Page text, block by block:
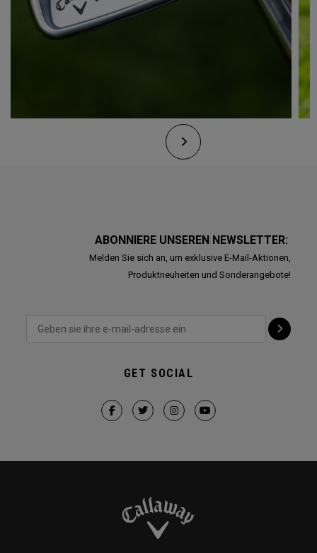
ABONNIERE UNSEREN NEWSLETTER:
Melden Sie sich an, um exklusive E-Mail-Aktionen,
Produktneuheiten und Sonderangebote!
GET SOCIAL